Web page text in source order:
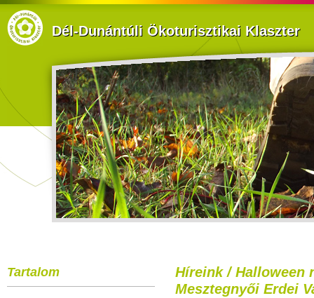
Dél-Dunántúli Ökoturisztikai Klaszter
Tartalom
Híreink / Halloween
Mesztegnyői Erdei